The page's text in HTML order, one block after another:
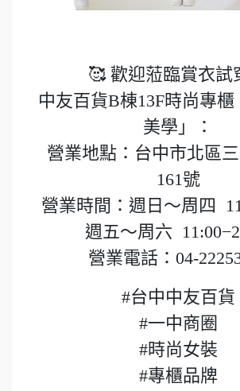
🥰 歡迎蒞臨賞衣試
中友百貨B棟13F時尚專
美學」：
營業地點：台中市北區
161號
營業時間：週日～周四
週五～周六
營業電話：04-
#台中中友百貨
#一中商圈
#時尚女裝
#專櫃品牌